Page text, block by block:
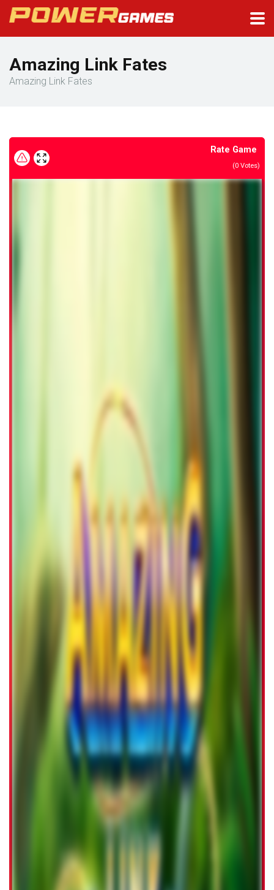
Amazing Link Fates
Amazing Link Fates
Rate Game
(0 Votes)